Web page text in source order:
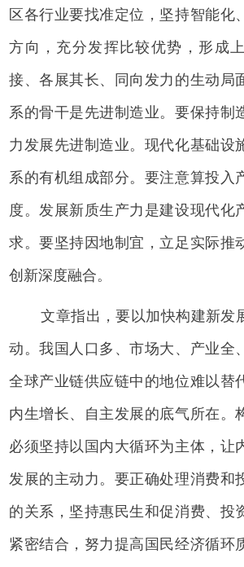
区各行业要找准定位，坚持智能化
方向，充分发挥比较优势，形成
接、各展其长、同向发力的生动局
系的骨干是先进制造业。要保持制
力发展先进制造业。现代化基础设
系的有机组成部分。要注意算投入
度。发展新质生产力是建设现代化
求。要坚持因地制宜，立足实际推
创新深度融合。
文章指出，要以加快构建新发
动。我国人口多、市场大、产业全
全球产业链供应链中的地位难以替
内生增长、自主发展的底气所在。
必须坚持以国内大循环为主体，让
发展的主动力。要正确处理消费和
的关系，坚持惠民生和促消费、投
紧密结合，努力提高国民经济循环